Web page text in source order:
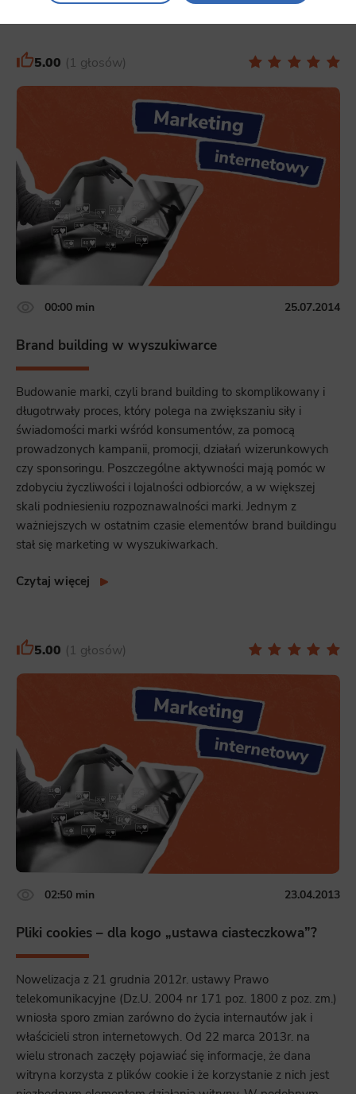
Necessary scripts and data stored on the end device contribute to the security and usability of the website by enabling
secure access to basic functions such as site navigation and access to specific areas of the website. The website
This is data used to personalize your use of our website and to remember choices you make while using our website. For
example, we may use functional cookies to remember your language preferences or to remember your login information,
making it easier for you to use the site.
Analytics
Scripts and data used to collect information to analyze site traffic and how users use the site, how they came to the
site, and to create aggregate demographic statistics about users. Analytical cookies and similar technologies allow us
to measure the effectiveness of actions taken and content presented.
Marketing
Scope responsible for displaying personalized ads that may be of interest to the user based on browsing history and
habits and demographic criteria. Also, third-party files that, in conjunction with files installed while browsing other
appropriate.
5.00 1 głosów
00:00 min 25.07.2014
Brand building w wyszukiwarce
Budowanie marki, czyli brand building to skomplikowany i
długotrwały proces, który polega na zwiększaniu siły i
świadomości marki wśród konsumentów, za pomocą
prowadzonych kampanii, promocji, działań wizerunkowych
czy sponsoringu. Poszczególne aktywności mają pomóc w
zdobyciu życzliwości i lojalności odbiorców, a w większej
skali podniesieniu rozpoznawalności marki. Jednym z
ważniejszych w ostatnim czasie elementów brand buildingu
stał się marketing w wyszukiwarkach.
Czytaj więcej
5.00 1 głosów
02:50 min 23.04.2013
Pliki cookies – dla kogo „ustawa ciasteczkowa”?
Nowelizacja z 21 grudnia 2012r. ustawy Prawo
telekomunikacyjne (Dz.U. 2004 nr 171 poz. 1800 z poz. zm.)
wniosła sporo zmian zarówno do życia internautów jak i
właścicieli stron internetowych. Od 22 marca 2013r. na
wielu stronach zaczęły pojawiać się informacje, że dana
witryna korzysta z plików cookie i że korzystanie z nich jest